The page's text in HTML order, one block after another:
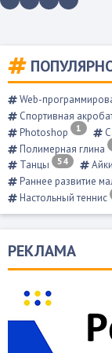
Web-
Спортивная
Photoshop 1
Полимерная глина
Танцы 54
Раннее развитие
Настольный теннис
РЕКЛАМА